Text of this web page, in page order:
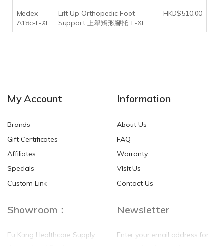
Medex-
A18c-L-XL
Lift Up Orthopedic Foot
Support 上舉矯形腳托, L-XL
HKD$510.00
My Account
Brands
Gift Certificates
Affiliates
Specials
Custom Link
Information
About Us
FAQ
Warranty
Visit Us
Contact Us
Showroom：
Fu Kang Healthcare Supply
Newsletter
Enter your email address for